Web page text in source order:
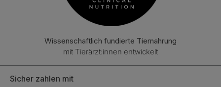
Wissenschaftlich fundierte Tiernahrung
mit Tierärzt:innen entwickelt
Sicher zahlen mit